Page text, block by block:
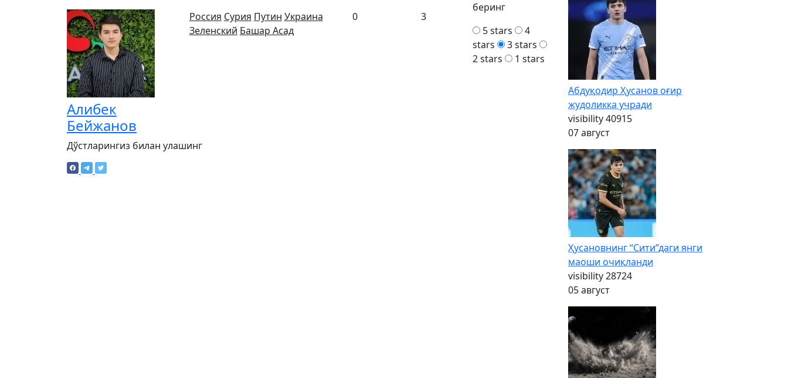
Алибек
Бейжанов
Россия Сурия Путин Украина
Зеленский Башар Асад
0
3
беринг
5 stars
4
stars
3 stars
2 stars
1 stars
Дўстларингиз билан улашинг
Абдуқодир Ҳусанов оғир
жудоликка учради
visibility40915
07 август
Ҳусановнинг “Сити”даги янги
маоши очиқланди
visibility28724
05 август